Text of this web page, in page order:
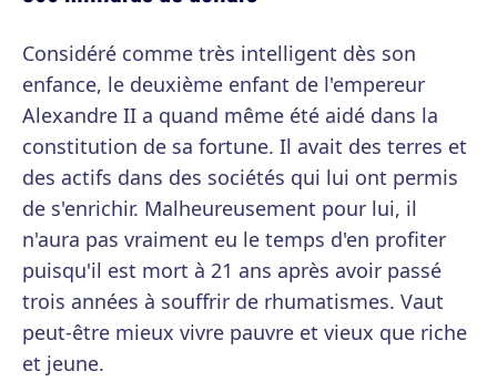
Considéré comme très intelligent dès son
enfance, le deuxième enfant de l'empereur
Alexandre II a quand même été aidé dans la
constitution de sa fortune. Il avait des terres et
des actifs dans des sociétés qui lui ont permis
de s'enrichir. Malheureusement pour lui, il
n'aura pas vraiment eu le temps d'en profiter
puisqu'il est mort à 21 ans après avoir passé
trois années à souffrir de rhumatismes. Vaut
peut-être mieux vivre pauvre et vieux que riche
et jeune.